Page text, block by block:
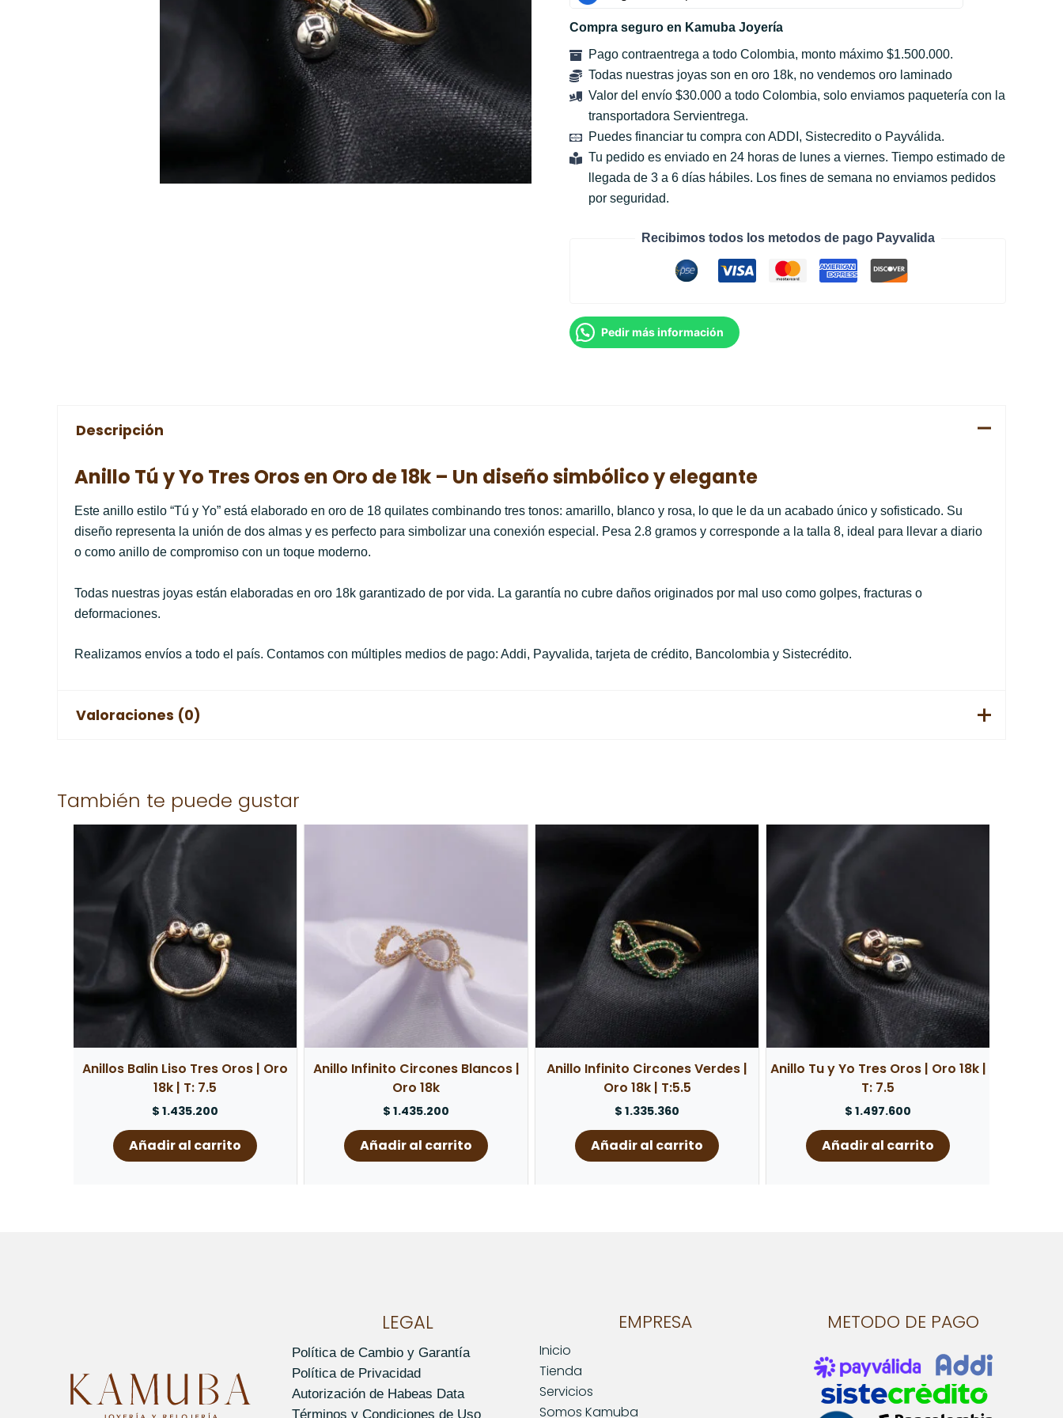
Compra seguro en Kamuba Joyería
Pago contraentrega a todo Colombia, monto máximo $1.500.000.
Todas nuestras joyas son en oro 18k, no vendemos oro laminado
Valor del envío $30.000 a todo Colombia, solo enviamos paquetería con la
transportadora Servientrega.
Puedes financiar tu compra con ADDI, Sistecredito o Payválida.
Tu pedido es enviado en 24 horas de lunes a viernes. Tiempo estimado de
llegada de 3 a 6 días hábiles. Los fines de semana no enviamos pedidos
por seguridad.
Recibimos todos los metodos de pago Payvalida
Pedir más información
Descripción
Anillo Tú y Yo Tres Oros en Oro de 18k – Un diseño simbólico y elegante
Este anillo estilo “Tú y Yo” está elaborado en oro de 18 quilates combinando tres tonos: amarillo, blanco y rosa, lo que le da un acabado único y sofisticado. Su
diseño representa la unión de dos almas y es perfecto para simbolizar una conexión especial. Pesa 2.8 gramos y corresponde a la talla 8, ideal para llevar a diario
o como anillo de compromiso con un toque moderno.
Todas nuestras joyas están elaboradas en oro 18k garantizado de por vida. La garantía no cubre daños originados por mal uso como golpes, fracturas o
deformaciones.
Realizamos envíos a todo el país. Contamos con múltiples medios de pago: Addi, Payvalida, tarjeta de crédito, Bancolombia y Sistecrédito.
Valoraciones (0)
Solo los usuarios registrados que hayan comprado este producto pueden hacer una valoración.
También te puede gustar
Anillos Balin Liso Tres Oros | Oro
18k | T: 7.5
$ 1.435.200
Añadir al carrito
Anillo Infinito Circones Blancos |
Oro 18k
$ 1.435.200
Añadir al carrito
Anillo Infinito Circones Verdes |
Oro 18k | T:5.5
$ 1.335.360
Añadir al carrito
Anillo Tu y Yo Tres Oros | Oro 18k |
T: 7.5
$ 1.497.600
Añadir al carrito
LEGAL
Política de Cambio y Garantía
Política de Privacidad
Autorización de Habeas Data
Términos y Condiciones de Uso
EMPRESA
Inicio
Tienda
Servicios
Somos Kamuba
METODO DE PAGO